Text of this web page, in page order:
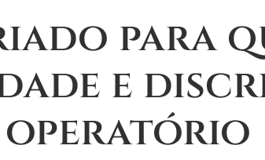
para
e
operatório